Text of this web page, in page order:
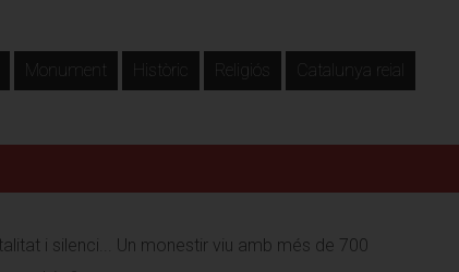
Monument Històric Religiós Catalunya reial
i silenci... Un monestir viu amb més de 700